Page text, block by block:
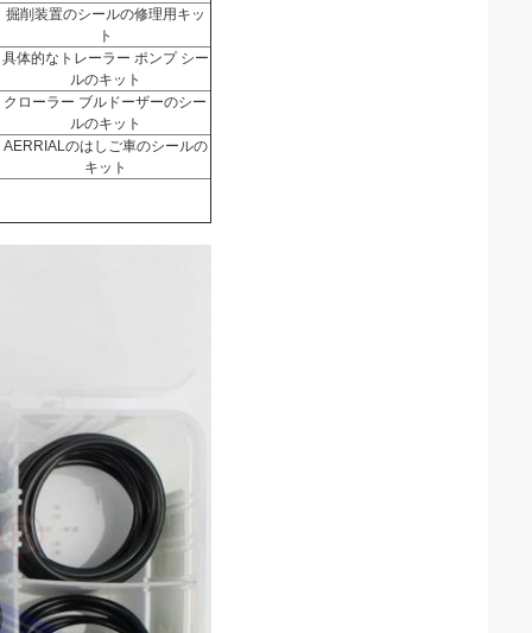
掘削装置のシールの修理用キッ
ト
具体的なトレーラー ポンプ シー
ルのキット
クローラー ブルドーザーのシー
ルのキット
AERRIALのはしご車のシールの
キット